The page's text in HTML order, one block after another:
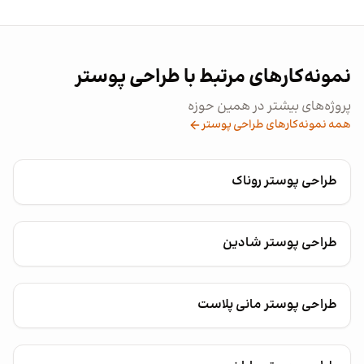
نمونه‌کارهای مرتبط با طراحی پوستر
پروژه‌های بیشتر در همین حوزه
همه نمونه‌کارهای طراحی پوستر
طراحی پوستر روناک
طراحی پوستر شادین
طراحی پوستر مانی پلاست